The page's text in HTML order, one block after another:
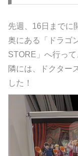
先週、16日までに
奥にある「ドラゴ
STORE」へ行って
隣には、ドクター
した！